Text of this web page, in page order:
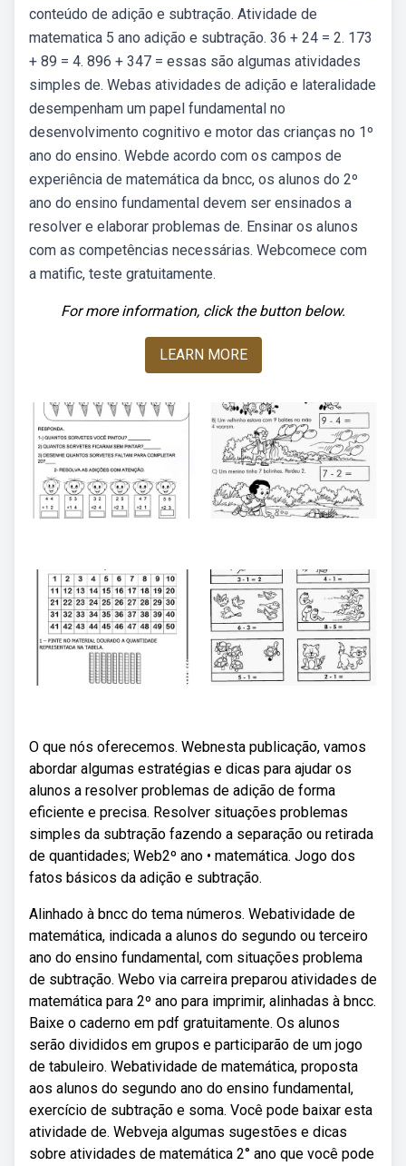
conteúdo de adição e subtração. Atividade de
matematica 5 ano adição e subtração. 36 + 24 = 2. 173
+ 89 = 4. 896 + 347 = essas são algumas atividades
simples de. Webas atividades de adição e lateralidade
desempenham um papel fundamental no
desenvolvimento cognitivo e motor das crianças no 1º
ano do ensino. Webde acordo com os campos de
experiência de matemática da bncc, os alunos do 2º
ano do ensino fundamental devem ser ensinados a
resolver e elaborar problemas de. Ensinar os alunos
com as competências necessárias. Webcomece com
a matific, teste gratuitamente.
For more information, click the button below.
LEARN MORE
O que nós oferecemos. Webnesta publicação, vamos
abordar algumas estratégias e dicas para ajudar os
alunos a resolver problemas de adição de forma
eficiente e precisa. Resolver situações problemas
simples da subtração fazendo a separação ou retirada
de quantidades; Web2º ano • matemática. Jogo dos
fatos básicos da adição e subtração.
Alinhado à bncc do tema números. Webatividade de
matemática, indicada a alunos do segundo ou terceiro
ano do ensino fundamental, com situações problema
de subtração. Webo via carreira preparou atividades de
matemática para 2º ano para imprimir, alinhadas à bncc.
Baixe o caderno em pdf gratuitamente. Os alunos
serão divididos em grupos e participarão de um jogo
de tabuleiro. Webatividade de matemática, proposta
aos alunos do segundo ano do ensino fundamental,
exercício de subtração e soma. Você pode baixar esta
atividade de. Webveja algumas sugestões e dicas
sobre atividades de matemática 2° ano que você pode